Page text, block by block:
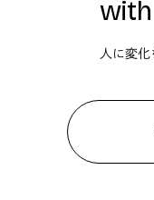
人に変化